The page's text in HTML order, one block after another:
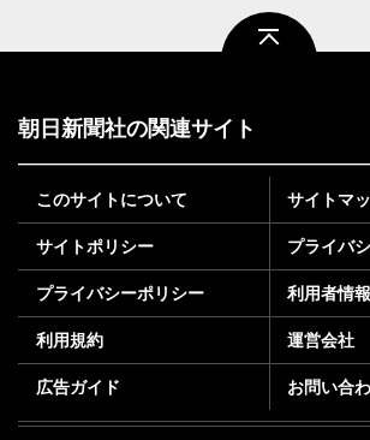
朝日新聞社の関連サイト
このサイトについて サイトマ
サイトポリシー プライバ
プライバシーポリシー 利用者情
利用規約 運営会社
広告ガイド お問い合